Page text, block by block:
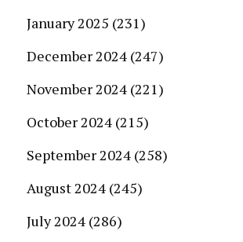
January 2025 (231)
December 2024 (247)
November 2024 (221)
October 2024 (215)
September 2024 (258)
August 2024 (245)
July 2024 (286)